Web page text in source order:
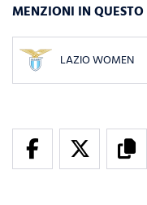
MENZIONI IN
LAZIO WOMEN